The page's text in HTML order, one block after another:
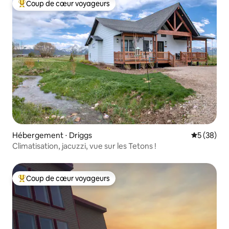
Coups de cœur voyageurs les plus appréciés
Coup de cœur voyageurs
Hébergement ⋅ Driggs
5 (38)
Climatisation, jacuzzi, vue sur les Tetons !
Coups de cœur voyageurs les plus appréciés
Coup de cœur voyageurs